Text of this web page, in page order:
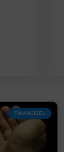
FINANCIEEL